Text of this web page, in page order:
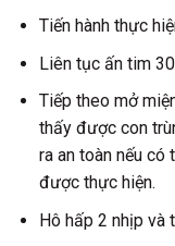
Tiến hành thực
Liên tục ấn tim
Tiếp theo mở
thấy được con
ra an toàn nếu có
được thực hiện.
Hô hấp 2 nhịp và